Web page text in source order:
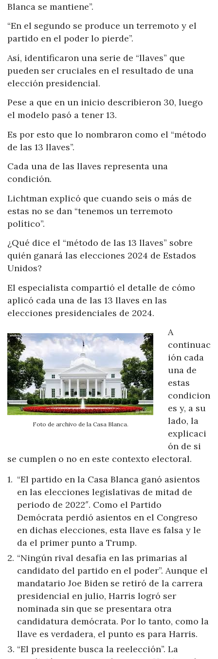
Blanca se mantiene”.
“En el segundo se produce un terremoto y el
partido en el poder lo pierde”.
Así, identificaron una serie de “llaves” que
pueden ser cruciales en el resultado de una
elección presidencial.
Pese a que en un inicio describieron 30, luego
el modelo pasó a tener 13.
Es por esto que lo nombraron como el “método
de las 13 llaves”.
Cada una de las llaves representa una
condición.
Lichtman explicó que cuando seis o más de
estas no se dan “tenemos un terremoto
político”.
¿Qué dice el “método de las 13 llaves” sobre
quién ganará las elecciones 2024 de Estados
Unidos?
El especialista compartió el detalle de cómo
aplicó cada una de las 13 llaves en las
elecciones presidenciales de 2024.
Foto de archivo de la Casa Blanca.
A
continuac
ión cada
una de
estas
condicion
es y, a su
lado, la
explicaci
ón de si
se cumplen o no en este contexto electoral.
“El partido en la Casa Blanca ganó asientos
en las elecciones legislativas de mitad de
periodo de 2022″. Como el Partido
Demócrata perdió asientos en el Congreso
en dichas elecciones, esta llave es falsa y le
da el primer punto a Trump.
“Ningún rival desafía en las primarias al
candidato del partido en el poder”. Aunque el
mandatario Joe Biden se retiró de la carrera
presidencial en julio, Harris logró ser
nominada sin que se presentara otra
candidatura demócrata. Por lo tanto, como la
llave es verdadera, el punto es para Harris.
“El presidente busca la reelección”. La